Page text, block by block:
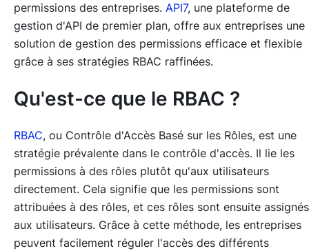
permissions des entreprises. API7, une plateforme de
gestion d'API de premier plan, offre aux entreprises une
solution de gestion des permissions efficace et flexible
grâce à ses stratégies RBAC raffinées.
Qu'est-ce que le RBAC ?
RBAC, ou Contrôle d'Accès Basé sur les Rôles, est une
stratégie prévalente dans le contrôle d'accès. Il lie les
permissions à des rôles plutôt qu'aux utilisateurs
directement. Cela signifie que les permissions sont
attribuées à des rôles, et ces rôles sont ensuite assignés
aux utilisateurs. Grâce à cette méthode, les entreprises
peuvent facilement réguler l'accès des différents